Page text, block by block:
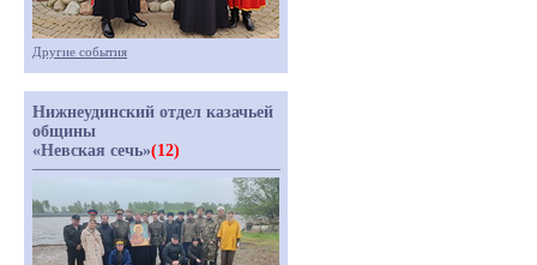
Другие события
Нижнеудинский отдел казачьей
общины
«Невская сечь»(12)